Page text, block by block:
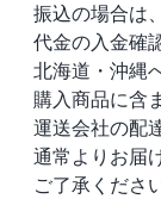
振込の場合は、
代金の入金確
北海道・沖縄
購入商品に含
運送会社の配
通常よりお届
ご了承ください